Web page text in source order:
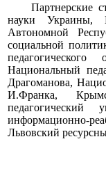
Партнерские
науки Украины,
Автономной
социальной
Национальный
Драгоманова,
И.Франка,
педагогический
информационно-
Львовский